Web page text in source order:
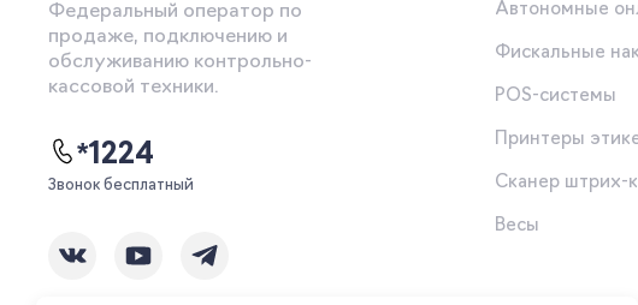
Федеральный оператор по
продаже, подключению и
обслуживанию контрольно-
кассовой техники.
*1224
Звонок бесплатный
Автономные
Фискальные
POS-системы
Принтеры
Сканер штрих-
Весы